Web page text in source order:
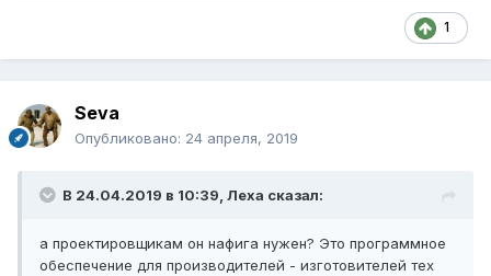
1
Seva
Опубликовано: 24 апреля, 2019
В 24.04.2019 в 10:39, Леха сказал:
а проектировщикам он нафига нужен? Это программное
обеспечение для производителей - изготовителей тех